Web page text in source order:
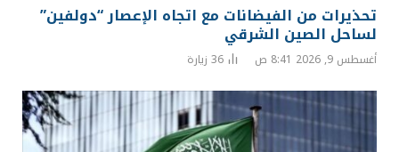
تحذيرات من الفيضانات مع اتجاه الإعصار “دولفين”
لساحل الصين الشرقي
أغسطس 9, 2026 8:41 ص 36 زيارة